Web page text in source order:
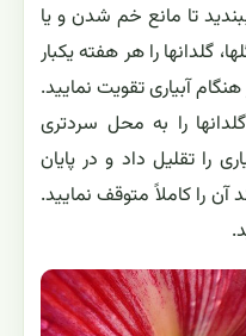
تا مانع خم شدن و یا
گلدانها را هر هفته یکبار
آبیاری تقویت نمایید.
را به محل سردتری
را تقلیل داد و در پایان
آن را کاملاً متوقف نمایید.